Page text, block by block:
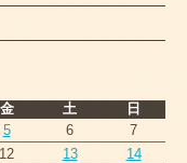
金 土
日
5 6
7
12 13
14